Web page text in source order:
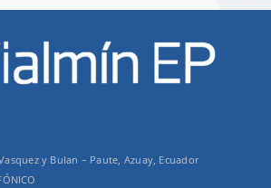
y Bulan – Paute, Azuay, Ecuador